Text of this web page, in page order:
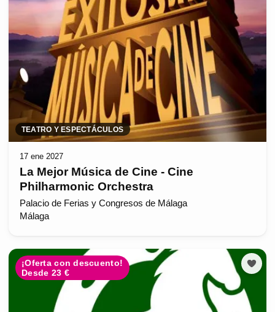
TEATRO Y ESPECTÁCULOS
17 ene 2027
La Mejor Música de Cine - Cine
Philharmonic Orchestra
Palacio de Ferias y Congresos de Málaga
Málaga
¡Oferta con descuento!
Desde 23 €